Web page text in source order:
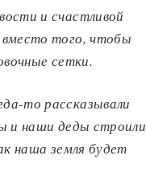
и счастливой
того, чтобы
сетки.
то рассказывали
и наши деды строили
наша земля будет